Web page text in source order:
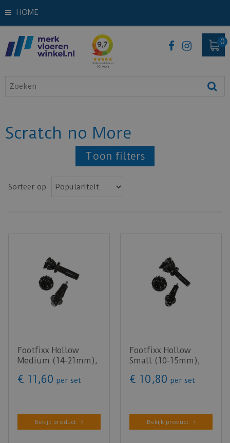
HOME
Scratch no More
Toon filters
Sorteer op
Footfixx Hollow
Medium (14-21mm),
€ 11 ,60 per set
Bekijk product
Footfixx Hollow
Small (10-15mm),
€ 10 ,80 per set
Bekijk product